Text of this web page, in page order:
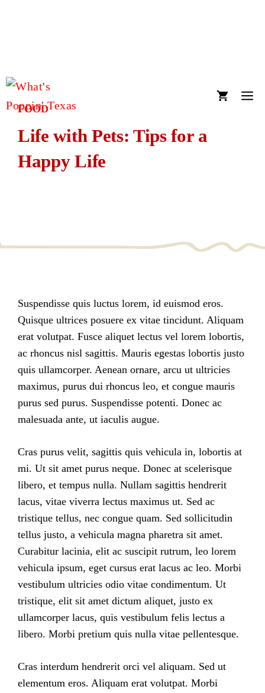
FOOD
Life with Pets: Tips for a
Happy Life
Suspendisse quis luctus lorem, id euismod eros.
Quisque ultrices posuere ex vitae tincidunt. Aliquam
erat volutpat. Fusce aliquet lectus vel lorem lobortis,
ac rhoncus nisl sagittis. Mauris egestas lobortis justo
quis ullamcorper. Aenean ornare, arcu ut ultricies
maximus, purus dui rhoncus leo, et congue mauris
purus sed purus. Suspendisse potenti. Donec ac
malesuada ante, ut iaculis augue.
Cras purus velit, sagittis quis vehicula in, lobortis at
mi. Ut sit amet purus neque. Donec at scelerisque
libero, et tempus nulla. Nullam sagittis hendrerit
lacus, vitae viverra lectus maximus ut. Sed ac
tristique tellus, nec congue quam. Sed sollicitudin
tellus justo, a vehicula magna pharetra sit amet.
Curabitur lacinia, elit ac suscipit rutrum, leo lorem
vehicula ipsum, eget cursus erat lacus ac leo. Morbi
vestibulum ultricies odio vitae condimentum. Ut
tristique, elit sit amet dictum aliquet, justo ex
ullamcorper lacus, quis vestibulum felis lectus a
libero. Morbi pretium quis nulla vitae pellentesque.
Cras interdum hendrerit orci vel aliquam. Sed ut
elementum eros. Aliquam erat volutpat. Morbi